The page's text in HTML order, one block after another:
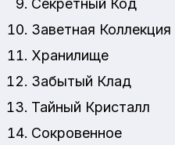
Секретный Код
Заветная Коллекция
Хранилище
Забытый Клад
Тайный Кристалл
Сокровенное